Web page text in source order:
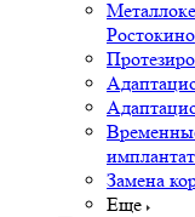
Ростокино
Замена
Еще